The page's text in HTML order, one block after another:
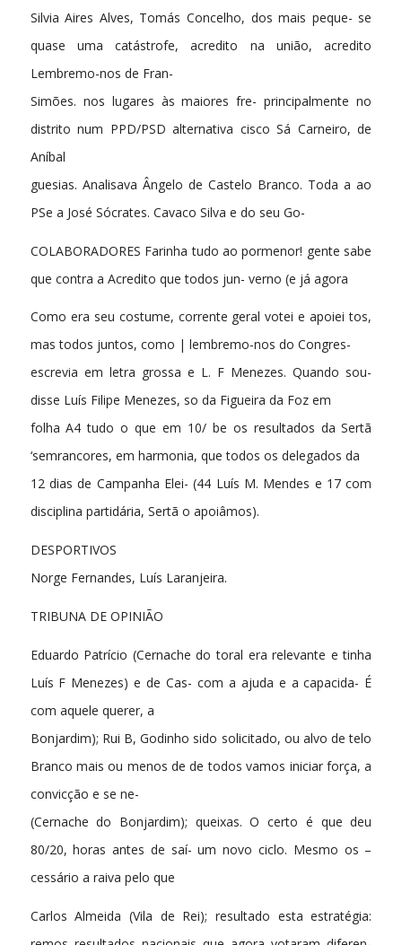
Silvia Aires Alves, Tomás Concelho, dos mais peque- se
quase uma catástrofe, acredito na união, acredito
Lembremo-nos de Fran-
Simões. nos lugares às maiores fre- principalmente no
distrito num PPD/PSD alternativa cisco Sá Carneiro, de
Aníbal
guesias. Analisava Ângelo de Castelo Branco. Toda a ao
PSe a José Sócrates. Cavaco Silva e do seu Go-
COLABORADORES Farinha tudo ao pormenor! gente sabe
que contra a Acredito que todos jun- verno (e já agora
Como era seu costume, corrente geral votei e apoiei tos,
mas todos juntos, como | lembremo-nos do Congres-
escrevia em letra grossa e L. F Menezes. Quando sou-
disse Luís Filipe Menezes, so da Figueira da Foz em
folha A4 tudo o que em 10/ be os resultados da Sertã
‘semrancores, em harmonia, que todos os delegados da
12 dias de Campanha Elei- (44 Luís M. Mendes e 17 com
disciplina partidária, Sertã o apoiâmos).
DESPORTIVOS
Norge Fernandes, Luís Laranjeira.
TRIBUNA DE OPINIÃO
Eduardo Patrício (Cernache do toral era relevante e tinha
Luís F Menezes) e de Cas- com a ajuda e a capacida- É
com aquele querer, a
Bonjardim); Rui B, Godinho sido solicitado, ou alvo de telo
Branco mais ou menos de de todos vamos iniciar força, a
convicção e se ne-
(Cernache do Bonjardim); queixas. O certo é que deu
80/20, horas antes de saí- um novo ciclo. Mesmo os –
cessário a raiva pelo que
Carlos Almeida (Vila de Rei); resultado esta estratégia: